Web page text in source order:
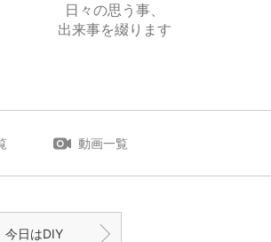
日々の思う事、
出来事を綴ります
動画一覧
今日はDIY